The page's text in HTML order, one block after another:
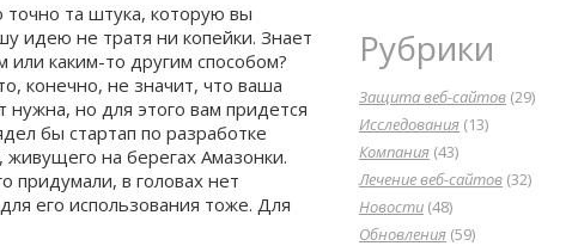
точно та штука, которую вы
идею не тратя ни копейки. Знает
или каким-то другим способом?
конечно, не значит, что ваша
но для этого вам придется
бы стартап по разработке
на берегах Амазонки.
придумали, в головах нет
его использования тоже. Для
Рубрики
Защита веб-сайтов (29)
Исследования (13)
Компания (43)
Лечение веб-сайтов (32)
Новости (48)
Обновления (59)